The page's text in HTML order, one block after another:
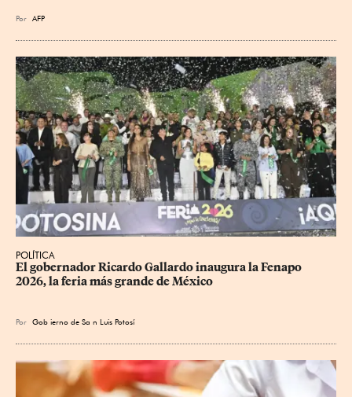
Por AFP
POLÍTICA
​El gobernador Ricardo Gallardo inaugura la Fenapo
2026, la feria más grande de México
Por Gob ierno de Sa n Luis Potosí